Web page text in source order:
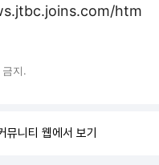
htm
지.
니티 웹에서 보기